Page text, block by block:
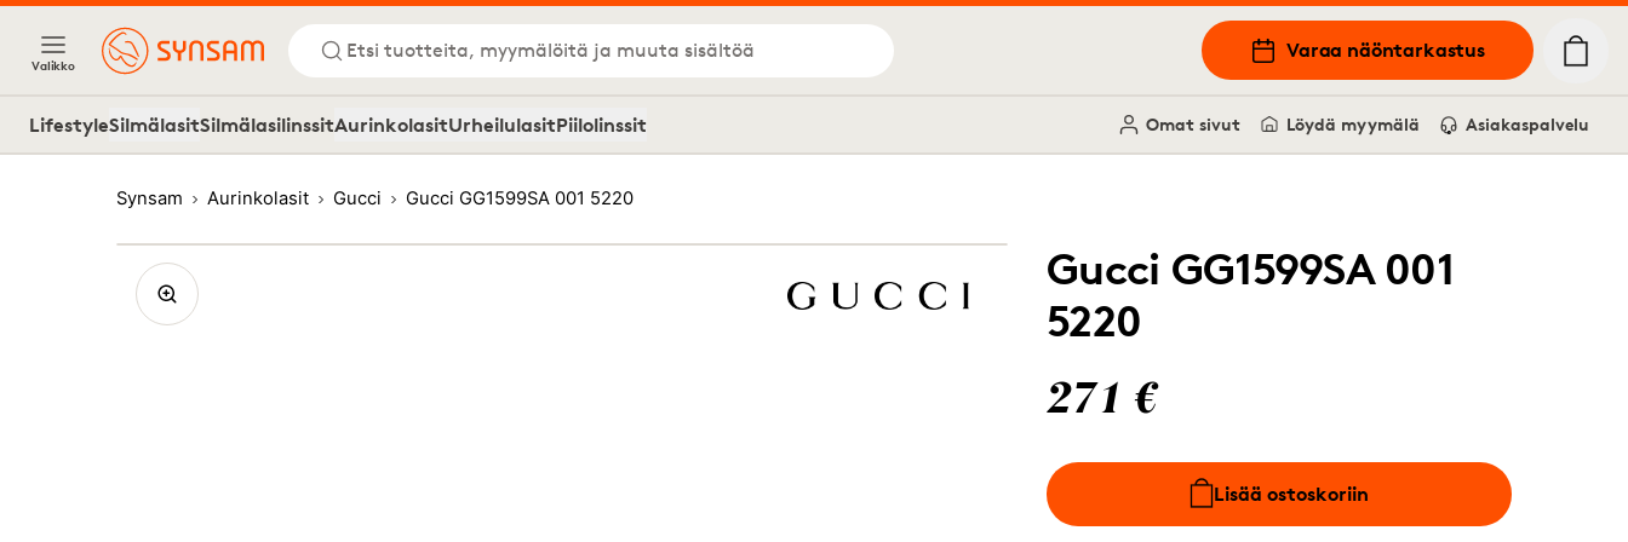
Valikko
Etsi tuotteita, myymälöitä ja muuta sisältöä Varaa näöntarkastus
LifestyleSilmälasitSilmälasilinssitAurinkolasitUrheilulasitPiilolinssit Omat sivut Löydä myymälä Asiakaspalvelu
Synsam Aurinkolasit Gucci Gucci GG1599SA 001 5220
Gucci GG1599SA 001
5220
271 €
Lisää ostoskoriin